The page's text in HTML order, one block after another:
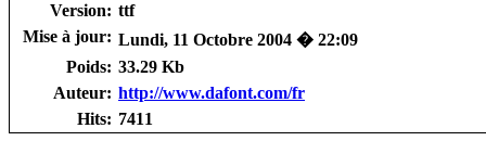
Version: ttf
Mise à jour: Lundi, 11 Octobre 2004 � 22:09
Poids: 33.29 Kb
Auteur: http://www.dafont.com/fr
Hits: 7411